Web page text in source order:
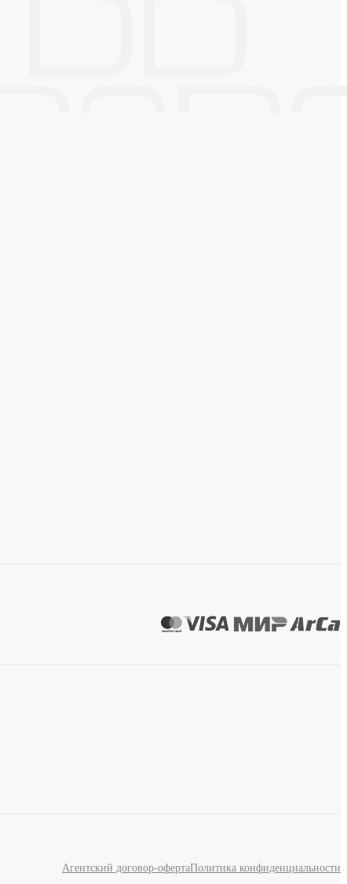
Агентский договор-офертаПолитика конфиденциальности